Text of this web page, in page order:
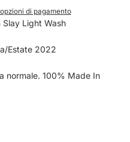
di pagamento
Slay Light Wash
Estate 2022
normale. 100% Made In